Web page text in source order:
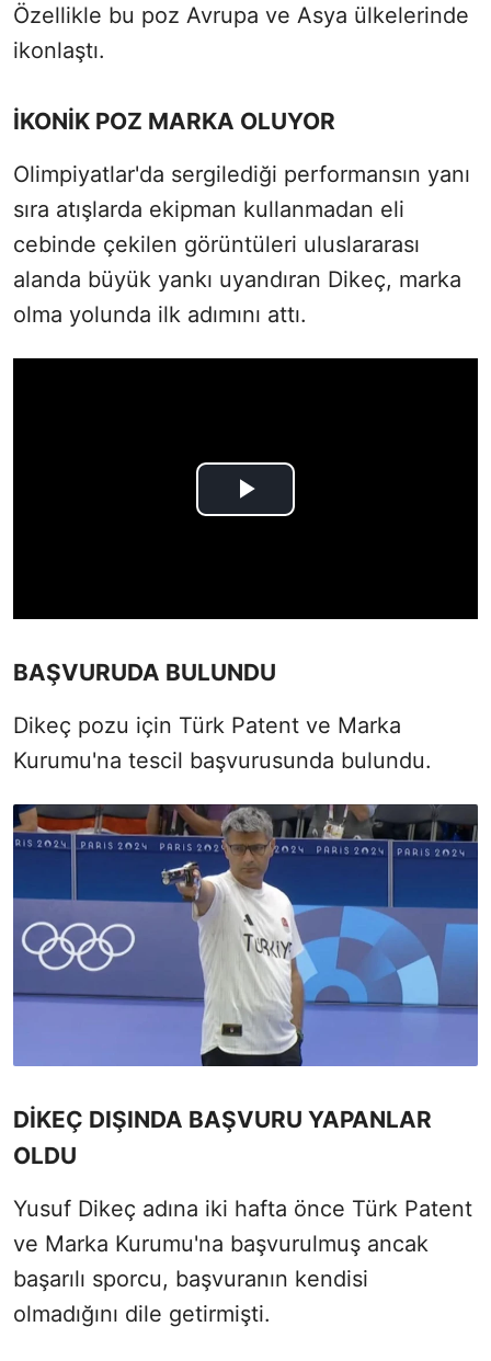
Özellikle bu poz Avrupa ve Asya ülkelerinde
ikonlaştı.
İKONİK POZ MARKA OLUYOR
Olimpiyatlar'da sergilediği performansın yanı
sıra atışlarda ekipman kullanmadan eli
cebinde çekilen görüntüleri uluslararası
alanda büyük yankı uyandıran Dikeç, marka
olma yolunda ilk adımını attı.
BAŞVURUDA BULUNDU
Dikeç pozu için Türk Patent ve Marka
Kurumu'na tescil başvurusunda bulundu.
DİKEÇ DIŞINDA BAŞVURU YAPANLAR
OLDU
Yusuf Dikeç adına iki hafta önce Türk Patent
ve Marka Kurumu'na başvurulmuş ancak
başarılı sporcu, başvuranın kendisi
olmadığını dile getirmişti.